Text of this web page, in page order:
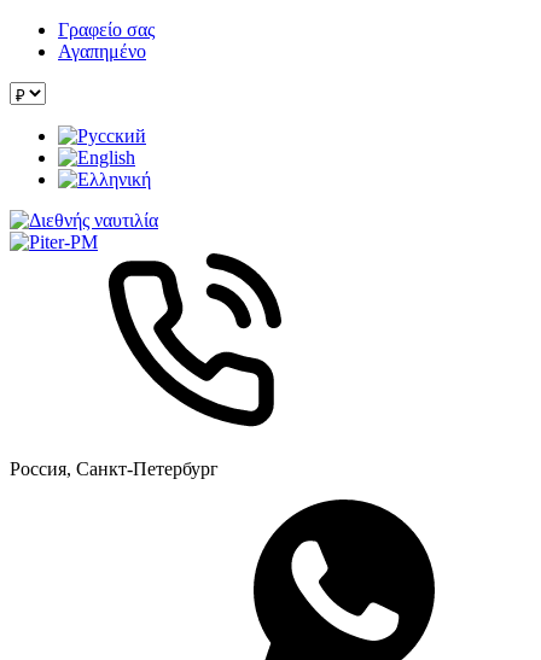
Γραφείο σας
Αγαπημένο
Россия, Санкт-Петербург